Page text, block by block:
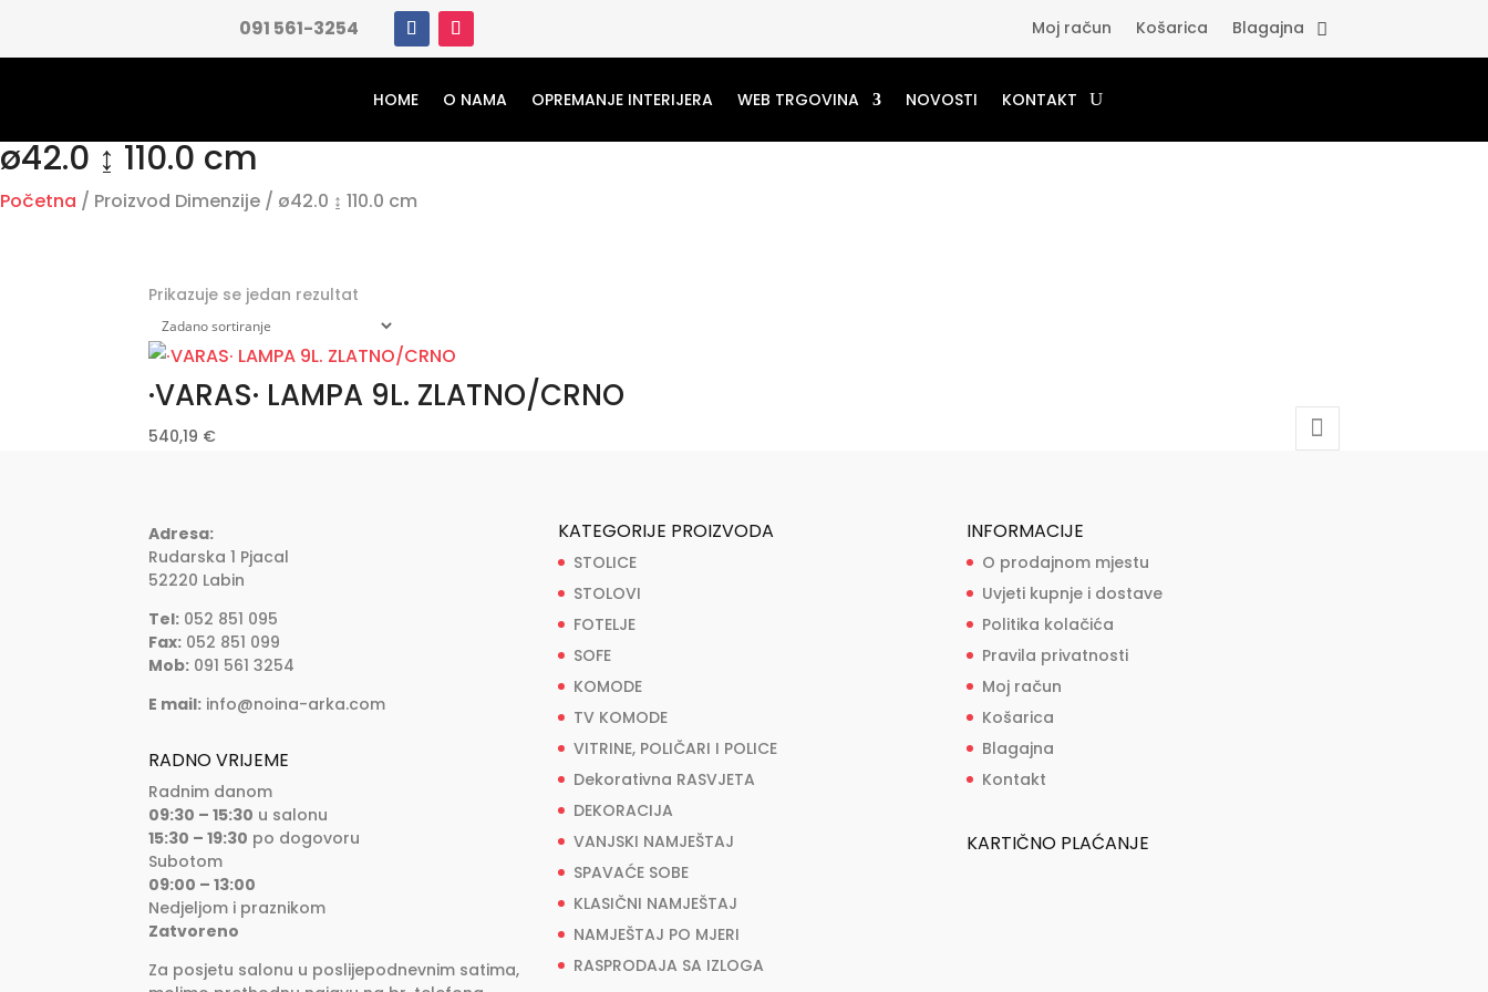
091 561-3254 Moj račun Košarica Blagajna
HOME O NAMA OPREMANJE INTERIJERA WEB TRGOVINA NOVOSTI KONTAKT
ø42.0 ↨ 110.0 cm
Početna / Proizvod Dimenzije / ø42.0 ↨ 110.0 cm
Prikazuje se jedan rezultat
·VARAS· LAMPA 9L. ZLATNO/CRNO
540,19 €
Adresa:
Rudarska 1 Pjacal
52220 Labin
Tel: 052 851 095
Fax: 052 851 099
Mob: 091 561 3254
E mail: info@noina-arka.com
RADNO VRIJEME
Radnim danom
09:30 – 15:30 u salonu
15:30 – 19:30 po dogovoru
Subotom
09:00 – 13:00
Nedjeljom i praznikom
Zatvoreno
Za posjetu salonu u poslijepodnevnim satima,
KATEGORIJE PROIZVODA
STOLICE
STOLOVI
FOTELJE
SOFE
KOMODE
TV KOMODE
VITRINE, POLIČARI I POLICE
Dekorativna RASVJETA
DEKORACIJA
VANJSKI NAMJEŠTAJ
SPAVAĆE SOBE
KLASIČNI NAMJEŠTAJ
NAMJEŠTAJ PO MJERI
RASPRODAJA SA IZLOGA
INFORMACIJE
O prodajnom mjestu
Uvjeti kupnje i dostave
Politika kolačića
Pravila privatnosti
Moj račun
Košarica
Blagajna
Kontakt
KARTIČNO PLAĆANJE